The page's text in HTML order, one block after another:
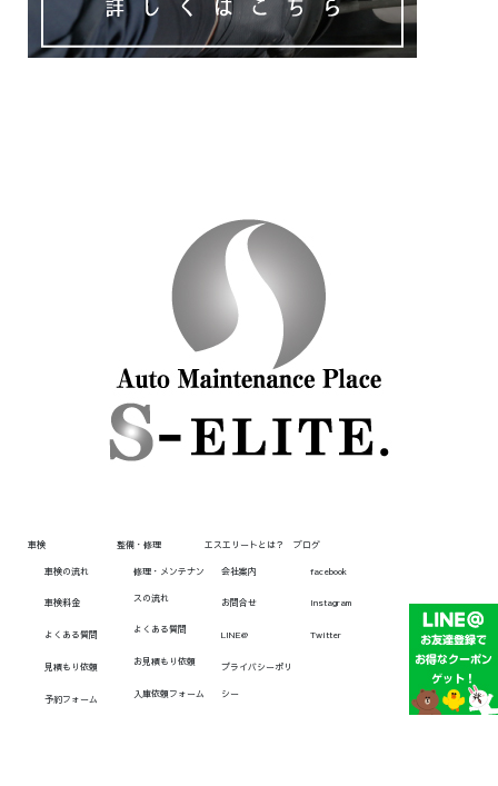
車検
車検の流れ
車検料金
よくある質問
見積もり依頼
予約フォーム
整備・修理
修理・メンテナン
スの流れ
よくある質問
お見積もり依頼
入庫依頼フォーム
エスエリートとは？
会社案内
お問合せ
LINE@
プライバシーポリ
シー
ブログ
facebook
Instagram
Twitter